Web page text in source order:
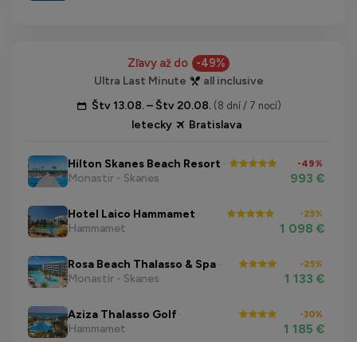
Zľavy až do -49%
Ultra Last Minute
all inclusive
Štv 13.08. – Štv 20.08. (8 dní / 7 nocí)
letecky Bratislava
Hilton Skanes Beach Resort ·
Monastir - Skanes
-49%
993 €
Hotel Laico Hammamet ·
Hammamet
-25%
1 098 €
Rosa Beach Thalasso & Spa ·
Monastir - Skanes
-25%
1 133 €
Aziza Thalasso Golf ·
Hammamet
-30%
1 185 €